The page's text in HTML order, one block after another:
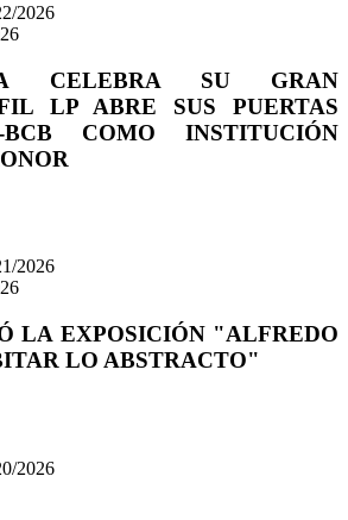
2026
CELEBRA SU GRAN
LP ABRE SUS PUERTAS
COMO INSTITUCIÓN
2026
LA EXPOSICIÓN "ALFREDO
LO ABSTRACTO"
2026